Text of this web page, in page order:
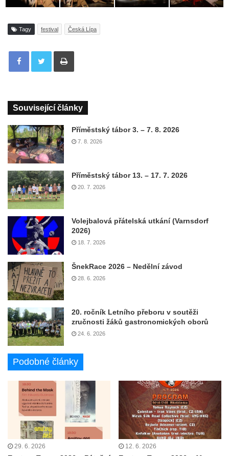
Tagy festival Česká Lípa
Tisknout
Související články
Příměstský tábor 3. – 7. 8. 2026
7. 8. 2026
Příměstský tábor 13. – 17. 7. 2026
20. 7. 2026
Volejbalová přátelská utkání (Varnsdorf
2026)
18. 7. 2026
ŠnekRace 2026 – Nedělní závod
28. 6. 2026
20. ročník Letního přeboru v soutěži
zručnosti žáků gastronomických oborů
24. 6. 2026
Podobné články
29. 6. 2026 12. 6. 2026